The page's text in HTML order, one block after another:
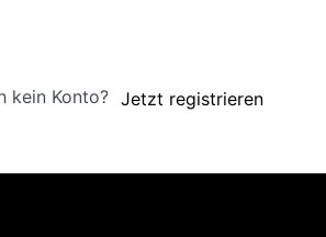
kein Konto? Jetzt registrieren